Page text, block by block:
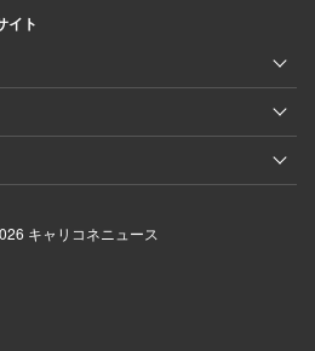
常に時代の流れに気を配り、己
必要があるのです。
とは何なのか。小林・中
した。その内容を林がまとめた
。
イト
キャリコネニュース